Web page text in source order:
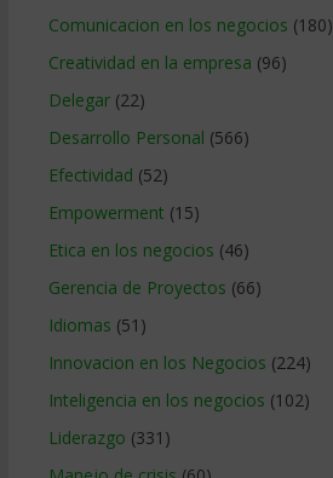
Comunicacion en los negocios (180)
Creatividad en la empresa (96)
Delegar(22)
Desarrollo Personal (566)
Efectividad (52)
Empowerment (15)
Etica en los negocios (46)
Gerencia de Proyectos (66)
Idiomas (51)
Innovacion en los Negocios (224)
Inteligencia en los negocios (102)
Liderazgo (331)